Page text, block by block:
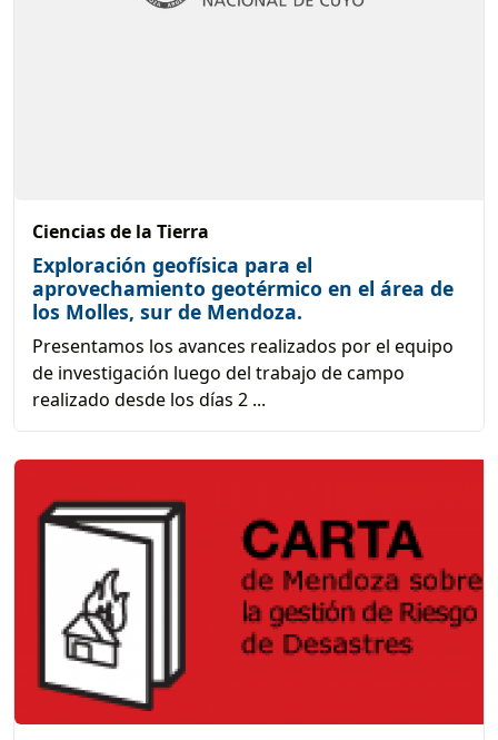
Ciencias de la Tierra
Exploración geofísica para el
aprovechamiento geotérmico en el área de
los Molles, sur de Mendoza.
Presentamos los avances realizados por el equipo
de investigación luego del trabajo de campo
realizado desde los días 2 ...